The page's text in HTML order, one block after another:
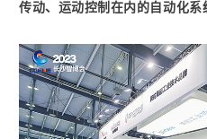
传动、运动控制在内的自动化系